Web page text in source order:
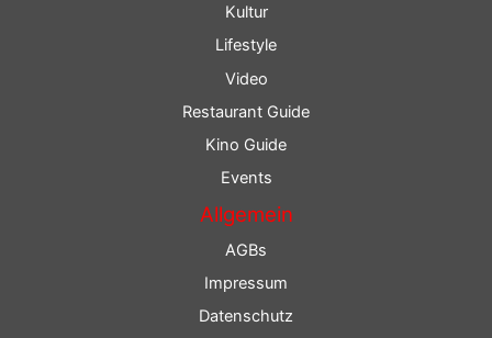
Kultur
Lifestyle
Video
Restaurant Guide
Kino Guide
Events
Allgemein
AGBs
Impressum
Datenschutz